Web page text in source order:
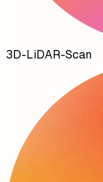
3D-LiDAR-Scan